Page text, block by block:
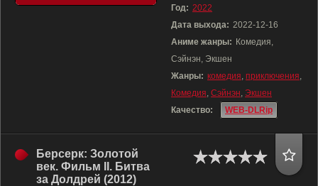
Год: 2022
Дата выхода: 2022-12-16
Аниме жанры: Комедия,
Сэйнэн, Экшен
Жанры: комедия, приключения,
Комедия, Сэйнэн, Экшен
Качество:
WEB-DLRip
Берсерк: Золотой
век. Фильм II. Битва
за Долдрей (2012)